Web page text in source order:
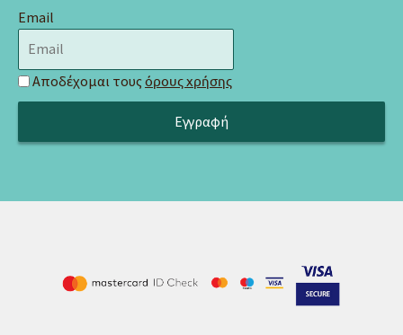
Email
Αποδέχομαι τους όρους χρήσης